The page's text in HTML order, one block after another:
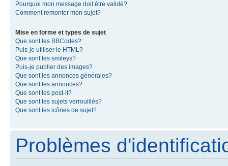
Pourquoi mon message doit être validé?
Comment remonter mon sujet?
Mise en forme et types de sujet
Que sont les BBCodes?
Puis-je utiliser le HTML?
Que sont les smileys?
Puis-je publier des images?
Que sont les annonces générales?
Que sont les annonces?
Que sont les post-it?
Que sont les sujets verrouillés?
Que sont les icônes de sujet?
Problèmes